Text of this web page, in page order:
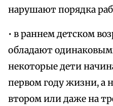
нарушают порядка
• в раннем детском
обладают
некоторые дети
первом году жизни, а
втором или даже на